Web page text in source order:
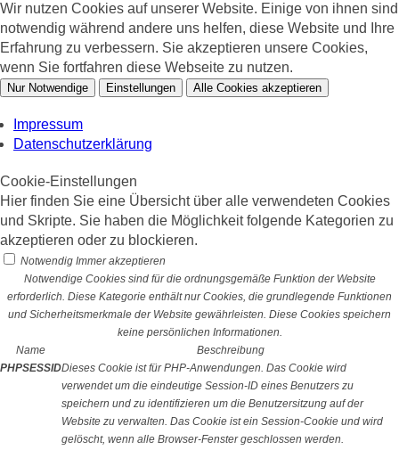
Wir nutzen Cookies auf unserer Website. Einige von ihnen sind
notwendig während andere uns helfen, diese Website und Ihre
Erfahrung zu verbessern. Sie akzeptieren unsere Cookies,
wenn Sie fortfahren diese Webseite zu nutzen.
Nur Notwendige Einstellungen Alle Cookies akzeptieren
Impressum
Datenschutzerklärung
Cookie-Einstellungen
Hier finden Sie eine Übersicht über alle verwendeten Cookies
und Skripte. Sie haben die Möglichkeit folgende Kategorien zu
akzeptieren oder zu blockieren.
Notwendig Immer akzeptieren
Notwendige Cookies sind für die ordnungsgemäße Funktion der Website
erforderlich. Diese Kategorie enthält nur Cookies, die grundlegende Funktionen
und Sicherheitsmerkmale der Website gewährleisten. Diese Cookies speichern
keine persönlichen Informationen.
Name
Beschreibung
PHPSESSIDDieses Cookie ist für PHP-Anwendungen. Das Cookie wird
verwendet um die eindeutige Session-ID eines Benutzers zu
speichern und zu identifizieren um die Benutzersitzung auf der
Website zu verwalten. Das Cookie ist ein Session-Cookie und wird
gelöscht, wenn alle Browser-Fenster geschlossen werden.